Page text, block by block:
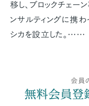
移し、ブロックチェー
ンサルティングに携
シカを設立した。……
会員
無料会員登